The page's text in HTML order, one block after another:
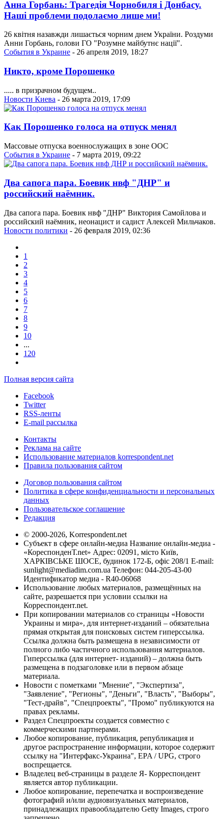
Анна Горбань: Трагедія Чорнобиля і Донбасу.
Наші проблеми подолаємо лише ми!
26 квітня назавжди лишається чорним днем України. Роздуми
Анни Горбань, голови ГО "Розумне майбутнє нації".
События в Украине - 26 апреля 2019, 18:27
Никто, кроме Порошенко
..... в призрачном будущем..
Новости Киева - 26 марта 2019, 17:09
Как Порошенко голоса на отпуск менял
Массовые отпуска военнослужащих в зоне ООС
События в Украине - 7 марта 2019, 09:22
Два сапога пара. Боевик нвф "ДНР" и
российский наёмник.
Два сапога пара. Боевик нвф "ДНР" Виктория Самойлова и
российский наёмник, неонацист и садист Алексей Мильчаков.
Новости политики - 26 февраля 2019, 02:36
1
2
3
4
5
6
7
8
9
10
...
120
Полная версия сайта
Facebook
Twitter
RSS-ленты
E-mail рассылка
Контакты
Реклама на сайте
Использование материалов korrespondent.net
Правила пользования сайтом
Договор пользования сайтом
Политика в сфере конфиденциальности и персональных
данных
Пользовательское соглашение
Редакция
© 2000-2026, Korrespondent.net
Субъект в сфере онлайн-медиа Название онлайн-медиа -
«КореспонденТ.net» Адрес: 02091, місто Київ,
ХАРКІВСЬКЕ ШОСЕ, будинок 172-Б, офіс 208/1 E-mail:
sunlight@mediadim.com.ua Телефон: 044-205-43-00
Идентификатор медиа - R40-06068
Использование любых материалов, размещённых на
сайте, разрешается при условии ссылки на
Корреспондент.net.
При копировании материалов со страницы «Новости
Украины и мира», для интернет-изданий – обязательна
прямая открытая для поисковых систем гиперссылка.
Ссылка должна быть размещена в независимости от
полного либо частичного использования материалов.
Гиперссылка (для интернет- изданий) – должна быть
размещена в подзаголовке или в первом абзаце
материала.
Новости с пометками "Мнение", "Экспертиза",
"Заявление", "Регионы", "Деньги", "Власть", "Выборы",
"Тест-драйв", "Спецпроекты", "Промо" публикуются на
правах рекламы.
Раздел Спецпроекты создается совместно с
коммерческими партнерами.
Любое копирование, публикация, републикация и
другое распространение информации, которое содержит
ссылку на "Интерфакс-Украина", EPA / UPG, строго
воспрещается.
Владелец веб-страницы в разделе Я- Корреспондент
является автор публикации.
Любое копирование, перепечатка и воспроизведение
фотографий и/или аудиовизуальных материалов,
принадлежащих правообладателю Getty Images, строго